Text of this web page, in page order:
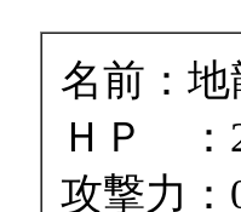
名前：
ＨＰ ：
攻撃力：